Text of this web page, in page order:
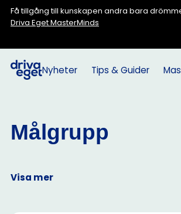
Få tillgång till kunskapen andra bara
Driva Eget MasterMinds
Nyheter Tips & Guider
Målgrupp
Visa mer